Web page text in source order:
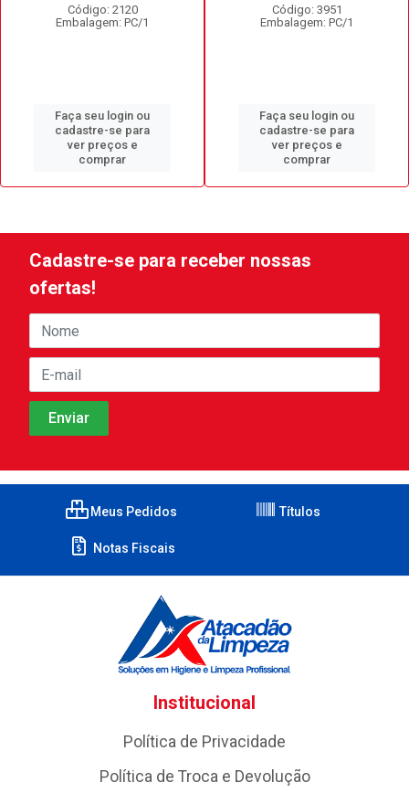
Código: 2120
Embalagem: PC/1
Faça seu login ou
cadastre-se para
ver preços e
comprar
Código: 3951
Embalagem: PC/1
Faça seu login ou
cadastre-se para
ver preços e
comprar
Cadastre-se para receber nossas
ofertas!
Meus Pedidos Títulos
Notas Fiscais
Institucional
Política de Privacidade
Política de Troca e Devolução